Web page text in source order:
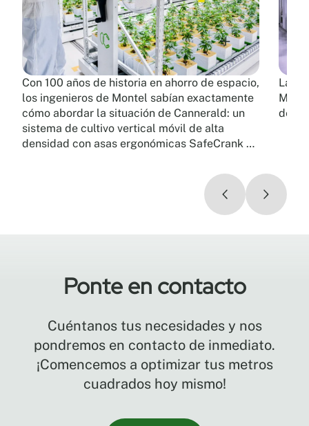
Con 100 años de historia en ahorro de espacio,
los ingenieros de Montel sabían exactamente
cómo abordar la situación de Cannerald: un
sistema de cultivo vertical móvil de alta
densidad con asas ergonómicas SafeCrank de
iluminación, riego y ventilación incorporados
Las
de
Ponte en contacto
Cuéntanos tus necesidades y nos
pondremos en contacto de inmediato.
¡Comencemos a optimizar tus metros
cuadrados hoy mismo!